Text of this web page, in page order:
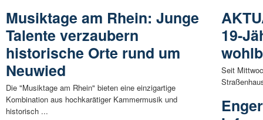
Musiktage am Rhein: Junge
Talente verzaubern
historische Orte rund um
Neuwied
Die "Musiktage am Rhein" bieten eine einzigartige
Kombination aus hochkarätiger Kammermusik und
historisch ...
19-
Seit